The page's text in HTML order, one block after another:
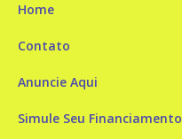
Home
Contato
Anuncie Aqui
Simule Seu Financiamento